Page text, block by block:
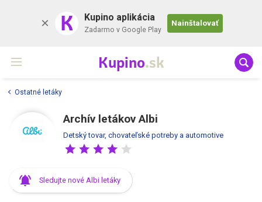
K Kupino aplikácia
Zadarmo v Google Play
Nainštalovať
Kupino.sk
Ostatné letáky
Archív letákov Albi
Detský tovar, chovateľské potreby a automotive
Sledujte nové Albi letáky